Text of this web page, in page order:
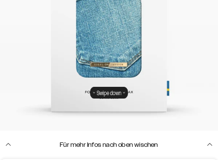
Für mehr Infos nach oben wischen
Swipe down